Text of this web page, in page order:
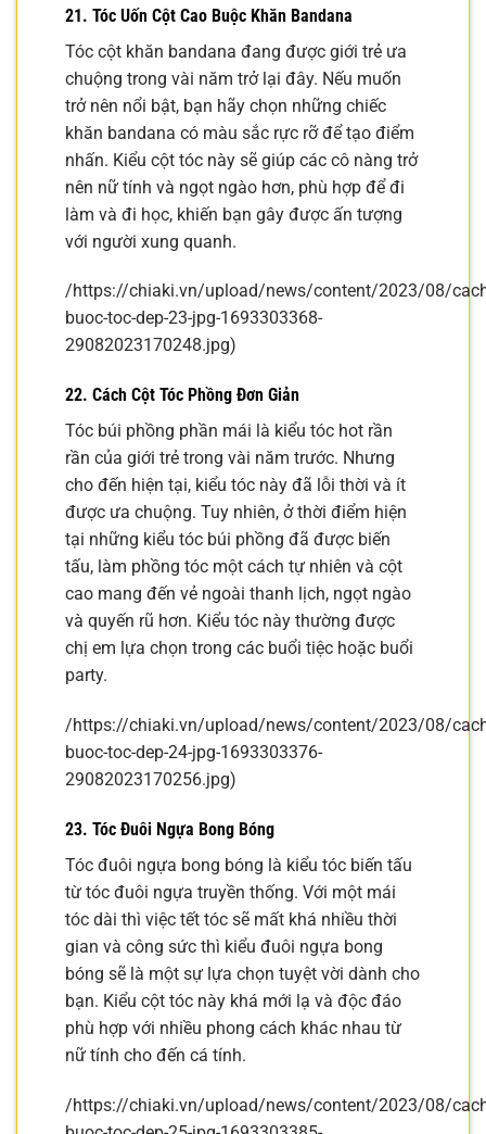
21. Tóc Uốn Cột Cao Buộc Khăn Bandana
Tóc cột khăn bandana đang được giới trẻ ưa
chuộng trong vài năm trở lại đây. Nếu muốn
trở nên nổi bật, bạn hãy chọn những chiếc
khăn bandana có màu sắc rực rỡ để tạo điểm
nhấn. Kiểu cột tóc này sẽ giúp các cô nàng trở
nên nữ tính và ngọt ngào hơn, phù hợp để đi
làm và đi học, khiến bạn gây được ấn tượng
với người xung quanh.
/https://chiaki.vn/upload/news/content/2023/08/
buoc-toc-dep-23-jpg-1693303368-
29082023170248.jpg)
22. Cách Cột Tóc Phồng Đơn Giản
Tóc búi phồng phần mái là kiểu tóc hot rần
rần của giới trẻ trong vài năm trước. Nhưng
cho đến hiện tại, kiểu tóc này đã lỗi thời và ít
được ưa chuộng. Tuy nhiên, ở thời điểm hiện
tại những kiểu tóc búi phồng đã được biến
tấu, làm phồng tóc một cách tự nhiên và cột
cao mang đến vẻ ngoài thanh lịch, ngọt ngào
và quyến rũ hơn. Kiểu tóc này thường được
chị em lựa chọn trong các buổi tiệc hoặc buổi
party.
/https://chiaki.vn/upload/news/content/2023/08/
buoc-toc-dep-24-jpg-1693303376-
29082023170256.jpg)
23. Tóc Đuôi Ngựa Bong Bóng
Tóc đuôi ngựa bong bóng là kiểu tóc biến tấu
từ tóc đuôi ngựa truyền thống. Với một mái
tóc dài thì việc tết tóc sẽ mất khá nhiều thời
gian và công sức thì kiểu đuôi ngựa bong
bóng sẽ là một sự lựa chọn tuyệt vời dành cho
bạn. Kiểu cột tóc này khá mới lạ và độc đáo
phù hợp với nhiều phong cách khác nhau từ
nữ tính cho đến cá tính.
/https://chiaki.vn/upload/news/content/2023/08/